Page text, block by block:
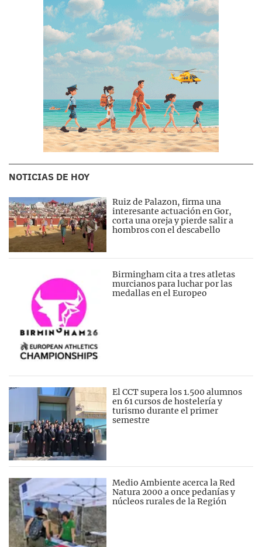
NOTICIAS DE HOY
Ruiz de Palazon, firma una
interesante actuación en Gor,
corta una oreja y pierde salir a
hombros con el descabello
Birmingham cita a tres atletas
murcianos para luchar por las
medallas en el Europeo
El CCT supera los 1.500 alumnos
en 61 cursos de hostelería y
turismo durante el primer
semestre
Medio Ambiente acerca la Red
Natura 2000 a once pedanías y
núcleos rurales de la Región